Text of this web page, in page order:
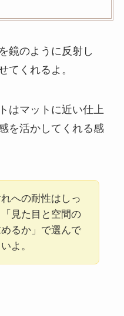
鏡のように反射し
てくれるよ。
はマットに近い仕上
を活かしてくれる感
への耐性はしっ
見た目と空間の
るか」で選んで
よ。